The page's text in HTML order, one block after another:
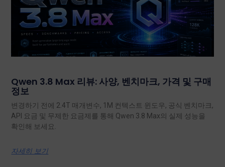
Qwen 3.8 Max 리뷰: 사양, 벤치마크, 가격 및 구매
정보
변경하기 전에 2.4T 매개변수, 1M 컨텍스트 윈도우, 공식 벤치마크,
API 요금 및 무제한 요금제를 통해 Qwen 3.8 Max의 실제 성능을
확인해 보세요.
자세히 보기